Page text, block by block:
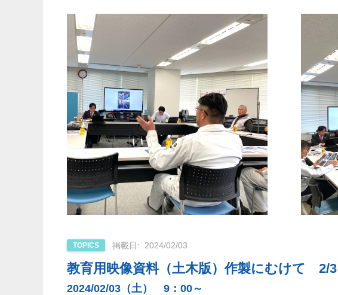
TOPICS 2024/02/03
2024/02/03（土） 9：00～
教育用映像資料（土木版）作製にむけて 2/3